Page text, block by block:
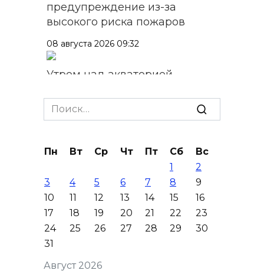
предупреждение из-за
высокого риска пожаров
08 августа 2026 09:32
Утром над акваторией
вражеские БПЛА
Аномальная жара до +40 °C
накроет Ростов-на-Дону 8
августа
08 августа 2026 09:23
Ночью дежурными силами
уничтожены 397 украинских
Search
for:
Август 2026
Пн Вт Ср Чт Пт Сб
Вс
1
2
3
4 5 6 7 8
9
10
11 12 13 14 15
16
17
18 19 20 21 22
23
24
25 26 27 28 29
30
31